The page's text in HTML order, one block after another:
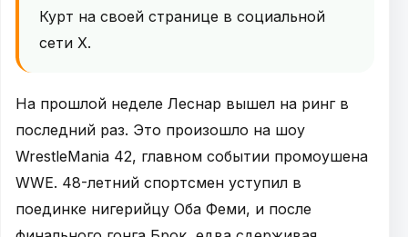
Курт на своей странице в социальной
сети Х.
На прошлой неделе Леснар вышел на ринг в
последний раз. Это произошло на шоу
WrestleMania 42, главном событии промоушена
WWE. 48-летний спортсмен уступил в
поединке нигерийцу Оба Феми, и после